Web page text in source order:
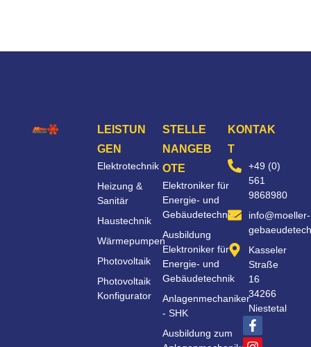
LEISTUN
GEN
Elektrotechnik
Heizung &
Sanitär
Haustechnik
Wärmepumpen
Photovoltaik
Photovoltaik
Konfigurator
STELLE
NANGEB
OTE
Elektroniker für
Energie- und
Gebäudetechnik
Ausbildung
Elektroniker für
Energie- und
Gebäudetechnik
Anlagenmechaniker
- SHK
Ausbildung zum
KONTAK
T
+49 (0)
561
9868980
info@moeller-
Kasseler
Straße
16
34266
Niestetal